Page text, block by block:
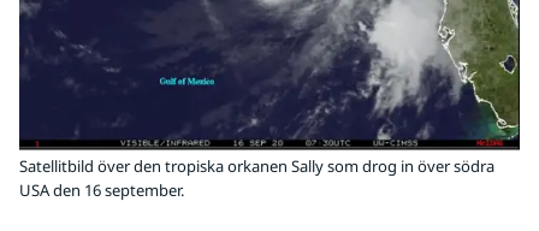
Satellitbild över den tropiska orkanen Sally som drog in över södra
USA den 16 september.